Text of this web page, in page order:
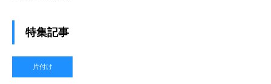
特集記事
片付け